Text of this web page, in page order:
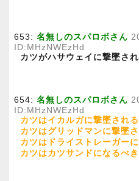
653: 名無しのスパロボさん
ID:MHzNWEzHd
カツがハサウェイに撃墜さ
654: 名無しのスパロボさん
ID:MHzNWEzHd
カツはイカルガに撃墜され
カツはグリッドマンに撃墜
カツはドライストレーガー
カツはカツサンドになるべき